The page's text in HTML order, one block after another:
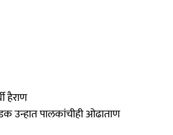
हैराण
उन्हात पालकांचीही ओढाताण